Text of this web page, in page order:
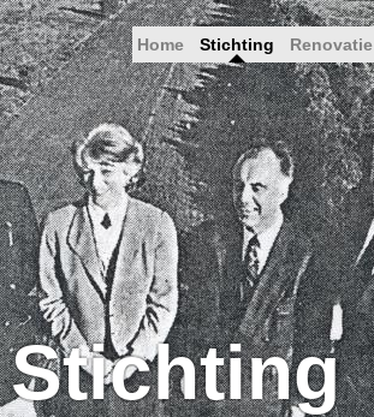
Home Stichting Renovatie
Stichting